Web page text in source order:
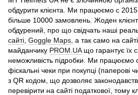
обдурити клієнта. Ми працюємо c
більше 10000 замовлень. Жоден
обдурений, про що свідчать наші
сайті Goggle Maps , а так само на
майданчику PROM.UAщо гарантує їх
неможливість підробки. Ми працюємо
фіскальні чеки при покупці
з QR кодом, що дозволяє
перевірити на сайті податкової, тому